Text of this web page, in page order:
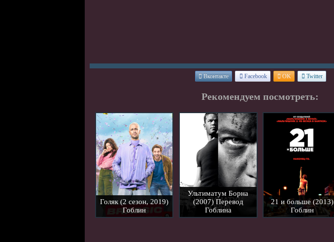
Вконтакте Facebook OK Twitter
Рекомендуем посмотреть:
Голяк (2 сезон, 2019)
Гоблин
Ультиматум Борна
(2007) Перевод
Гоблина
21 и больше (2013)
Гоблин